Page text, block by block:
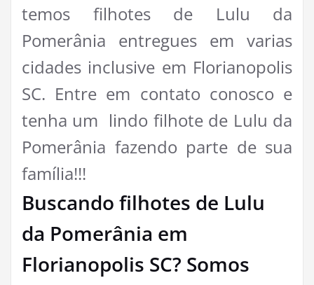
temos filhotes de Lulu da
Pomerânia entregues em varias
cidades inclusive em Florianopolis
SC. Entre em contato conosco e
tenha um lindo filhote de Lulu da
Pomerânia fazendo parte de sua
família!!!
Buscando filhotes de Lulu
da Pomerânia em
Florianopolis SC? Somos